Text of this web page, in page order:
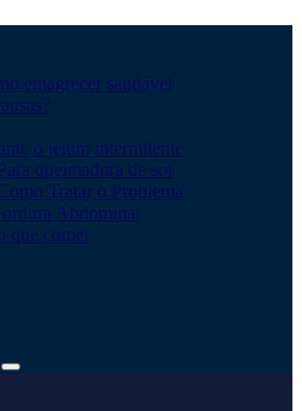
emagrecer saudável
o jejum intermitente
queimadura de sol
Tratar o Problema
Abdominal
que comer